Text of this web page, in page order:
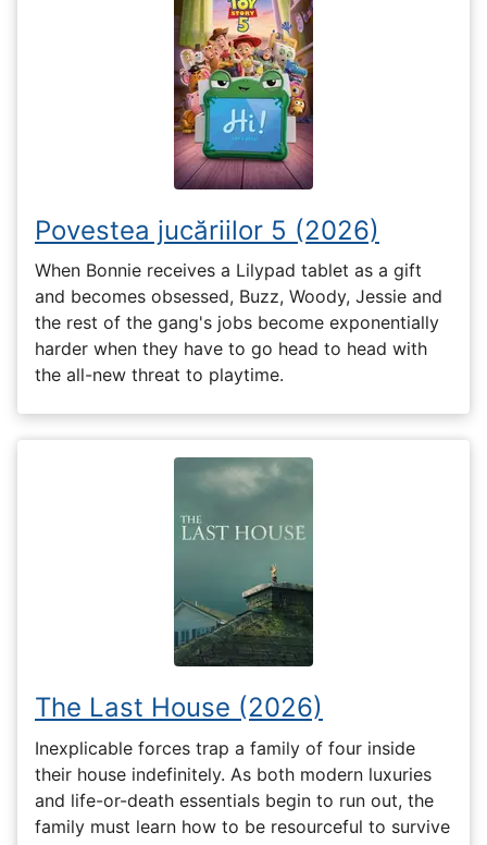
Povestea jucăriilor 5 (2026)
When Bonnie receives a Lilypad tablet as a gift
and becomes obsessed, Buzz, Woody, Jessie and
the rest of the gang's jobs become exponentially
harder when they have to go head to head with
the all-new threat to playtime.
The Last House (2026)
Inexplicable forces trap a family of four inside
their house indefinitely. As both modern luxuries
and life-or-death essentials begin to run out, the
family must learn how to be resourceful to survive